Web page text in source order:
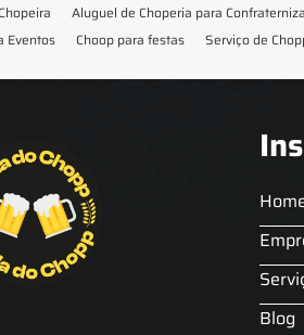
Chopeira Aluguel de Choperia para
Eventos
Choop para festas Serviço de
Blog